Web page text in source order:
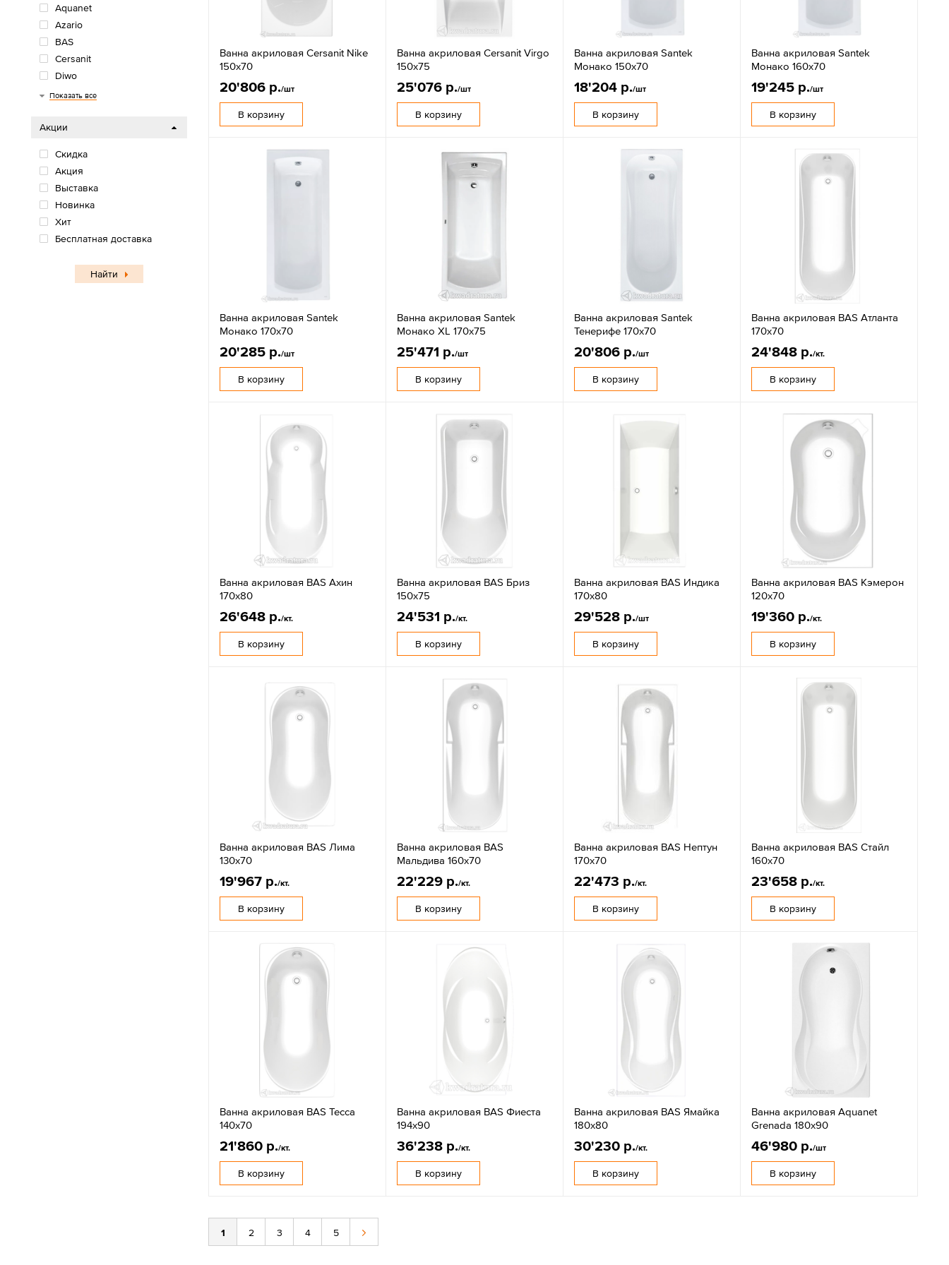
Ванна акриловая Cersanit Nike
150x70
20'806 р./шт
В корзину
Ванна акриловая Cersanit Virgo
150x75
25'076 р./шт
В корзину
Ванна акриловая Santek
Монако 150х70
18'204 р./шт
В корзину
Ванна акриловая Santek
Монако 160х70
19'245 р./шт
В корзину
Ванна акриловая Santek
Монако 170х70
20'285 р./шт
В корзину
Ванна акриловая Santek
Монако XL 170х75
25'471 р./шт
В корзину
Ванна акриловая Santek
Тенерифе 170х70
20'806 р./шт
В корзину
Ванна акриловая BAS Атланта
170х70
24'848 р./кт.
В корзину
Ванна акриловая BAS Ахин
170х80
26'648 р./кт.
В корзину
Ванна акриловая BAS Бриз
150х75
24'531 р./кт.
В корзину
Ванна акриловая BAS Индика
170х80
29'528 р./шт
В корзину
Ванна акриловая BAS Кэмерон
120х70
19'360 р./кт.
В корзину
Ванна акриловая BAS Лима
130х70
19'967 р./кт.
В корзину
Ванна акриловая BAS
Мальдива 160х70
22'229 р./кт.
В корзину
Ванна акриловая BAS Нептун
170х70
22'473 р./кт.
В корзину
Ванна акриловая BAS Стайл
160х70
23'658 р./кт.
В корзину
Ванна акриловая BAS Тесса
140х70
21'860 р./кт.
В корзину
Ванна акриловая BAS Фиеста
194х90
36'238 р./кт.
В корзину
Ванна акриловая BAS Ямайка
180х80
30'230 р./кт.
В корзину
Ванна акриловая Aquanet
Grenada 180х90
46'980 р./шт
В корзину
1 2 3 4 5
Aquanet
Azario
BAS
Cersanit
Diwo
Grossman
Loranto
Niagara
Oda
Radomir
Roca
Santek
Stworki
Показать все
Акции
Скидка
Акция
Выставка
Новинка
Хит
Бесплатная доставка
Найти